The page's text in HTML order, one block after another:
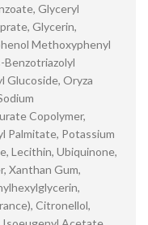
Glyceryl
Glycerin,
Methoxyphenyl
Benzotriazolyl
Glucoside, Oryza
Copolymer,
Palmitate, Potassium
Lecithin, Ubiquinone,
Xanthan Gum,
Citronellol,